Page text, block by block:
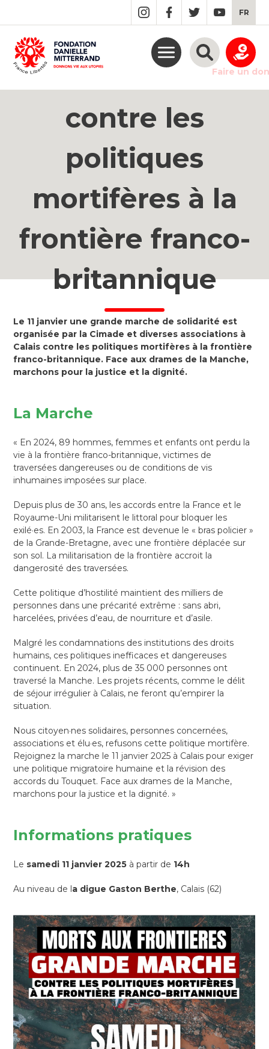
MAIN
CONTENT
FR
Faire un don
Grande marche
contre les
politiques
mortifères à la
frontière franco-
britannique
Le 11 janvier une grande marche de solidarité est
organisée par la Cimade et diverses associations à
Calais contre les politiques mortifères à la frontière
franco-britannique. Face aux drames de la Manche,
marchons pour la justice et la dignité.
La Marche
« En 2024, 89 hommes, femmes et enfants ont perdu la
vie à la frontière franco-britannique, victimes de
traversées dangereuses ou de conditions de vis
inhumaines imposées sur place.
Depuis plus de 30 ans, les accords entre la France et le
Royaume-Uni militarisent le littoral pour bloquer les
exilé·es. En 2003, la France est devenue le « bras policier »
de la Grande-Bretagne, avec une frontière déplacée sur
son sol. La militarisation de la frontière accroit la
dangerosité des traversées.
Cette politique d’hostilité maintient des milliers de
personnes dans une précarité extrême : sans abri,
harcelées, privées d’eau, de nourriture et d’asile.
Malgré les condamnations des institutions des droits
humains, ces politiques inefficaces et dangereuses
continuent. En 2024, plus de 35 000 personnes ont
traversé la Manche. Les projets récents, comme le délit
de séjour irrégulier à Calais, ne feront qu’empirer la
situation.
Nous citoyen·nes solidaires, personnes concernées,
associations et élu·es, refusons cette politique mortifère.
Rejoignez la marche le 11 janvier 2025 à Calais pour exiger
une politique migratoire humaine et la révision des
accords du Touquet. Face aux drames de la Manche,
marchons pour la justice et la dignité. »
Informations pratiques
Le samedi 11 janvier 2025 à partir de 14h
Au niveau de la digue Gaston Berthe, Calais (62)